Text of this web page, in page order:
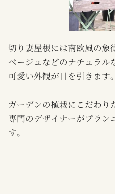
切り妻屋根には南欧風の象
ベージュなどのナチュラル
可愛い外観が目を引きます。
ガーデンの植栽にこだわり
専門のデザイナーがプラン
す。